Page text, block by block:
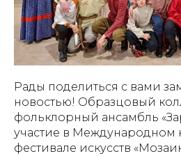
Рады поделиться с вами
новостью! Образцовый
фольклорный ансамбль
участие в Международном
фестивале искусств